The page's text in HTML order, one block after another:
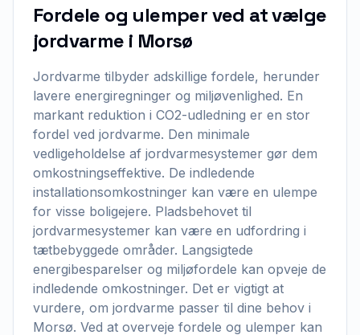
Fordele og ulemper ved at vælge
jordvarme i Morsø
Jordvarme tilbyder adskillige fordele, herunder
lavere energiregninger og miljøvenlighed. En
markant reduktion i CO2-udledning er en stor
fordel ved jordvarme. Den minimale
vedligeholdelse af jordvarmesystemer gør dem
omkostningseffektive. De indledende
installationsomkostninger kan være en ulempe
for visse boligejere. Pladsbehovet til
jordvarmesystemer kan være en udfordring i
tætbebyggede områder. Langsigtede
energibesparelser og miljøfordele kan opveje de
indledende omkostninger. Det er vigtigt at
vurdere, om jordvarme passer til dine behov i
Morsø. Ved at overveje fordele og ulemper kan